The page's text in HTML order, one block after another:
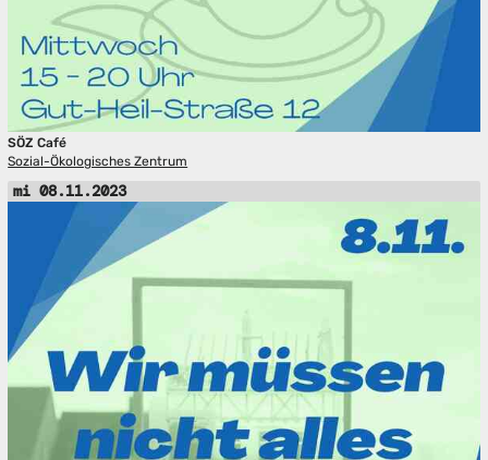
SÖZ Café
Sozial-Ökologisches Zentrum
mi 08.11.2023